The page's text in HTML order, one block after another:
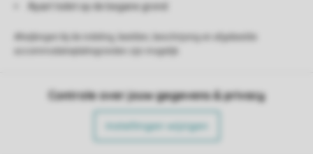
Apart toilet op de begane grond
Controle over jouw gegevens & privacy
Instellingen wijzigen